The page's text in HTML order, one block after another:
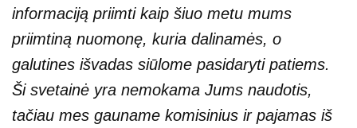
informaciją priimti kaip šiuo metu mums
priimtiną nuomonę, kuria dalinamės, o
galutines išvadas siūlome pasidaryti patiems.
Ši svetainė yra nemokama Jums naudotis,
tačiau mes gauname komisinius ir pajamas iš